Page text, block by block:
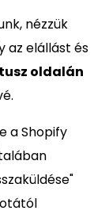
nézzük
az elállást és
oldalán
a Shopify